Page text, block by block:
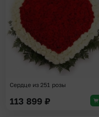
Сердце из 251 розы
113 899 ₽